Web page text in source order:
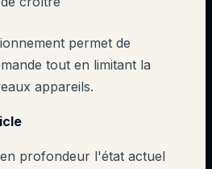
permet de
tout en limitant la
appareils.
profondeur l'état actuel